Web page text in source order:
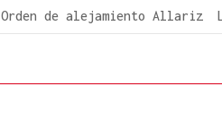
Orden de alejamiento Allariz